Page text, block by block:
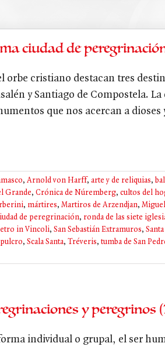
ciudad de
orbe cristiano destacan tres
y Santiago de Compostela.
que nos acercan a
, Arnold von Harff, arte y de reliquias,
Grande, Crónica de Núremberg, cultos del
, mártires, Martiros de Arzendjan,
de peregrinación, ronda de las siete
in Vincoli, San Sebastián Extramuros,
, Scala Santa, Tréveris, tumba de San
y peregrinos
individual o grupal, el ser